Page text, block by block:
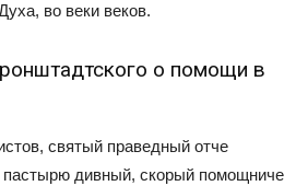
во веки веков.
о помощи в
святый праведный отче
пастырю дивный, скорый помощниче